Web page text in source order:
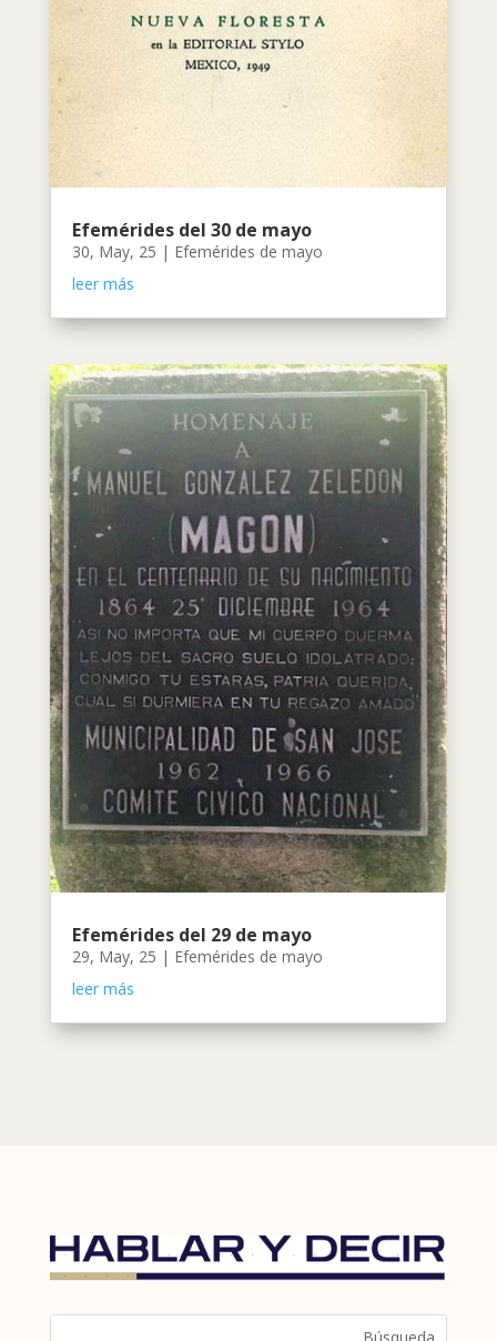
Efemérides del 30 de mayo
30, May, 25 | Efemérides de mayo
leer más
Efemérides del 29 de mayo
29, May, 25 | Efemérides de mayo
leer más